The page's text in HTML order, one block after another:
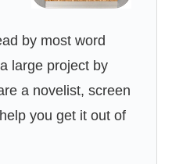
by most word
large project by
a novelist, screen
you get it out of